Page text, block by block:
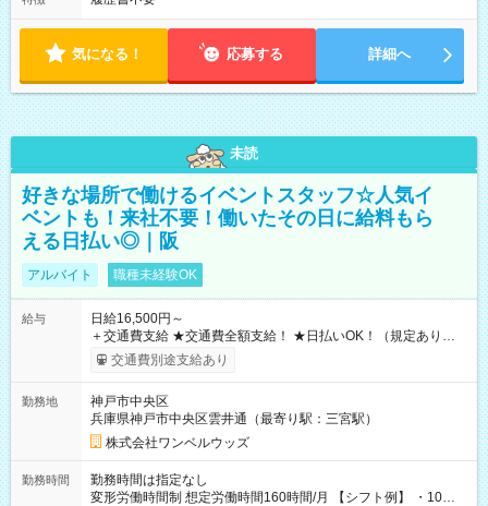
気になる！ 応募する 詳細へ
未読
好きな場所で働けるイベントスタッフ☆人気イ
ベントも！来社不要！働いたその日に給料もら
える日払い◎｜阪
アルバイト 職種未経験OK
給与
日給16,500円～
＋交通費支給 ★交通費全額支給！ ★日払いOK！（規定あり） ┗
働いたその日に現金GET♪ お仕事後はコンビニATMから 日払
交通費別途支給あり
勤務地
神戸市中央区
兵庫県神戸市中央区雲井通（最寄り駅：三宮駅）
株式会社ワンベルウッズ
勤務時間
勤務時間は指定なし
変形労働時間制 想定労働時間160時間/月 【シフト例】 ・10：